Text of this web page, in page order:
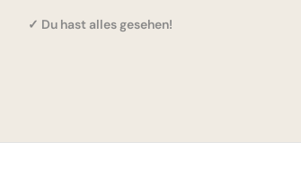
✓ Du hast alles gesehen!